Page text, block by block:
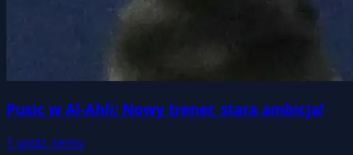
Pusic w Al-Ahli: Nowy trener, stara ambicja!
1 godz. temu